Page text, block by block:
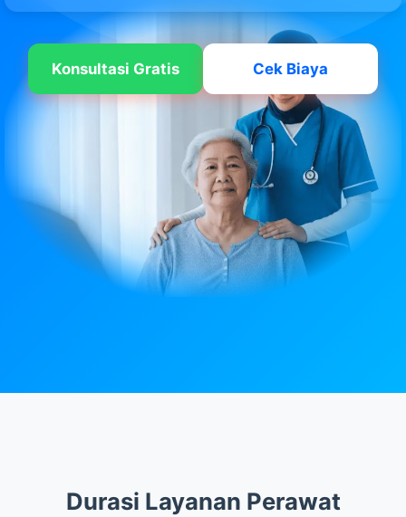
Konsultasi Gratis Cek Biaya
Durasi Layanan Perawat